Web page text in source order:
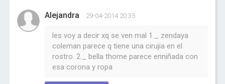
Alejandra 29-04-2014 20:35
les voy a decir xq se ven mal 1._ zendaya
coleman parece q tiene una cirujia en el
rostro. 2._ bella thorne parece enniñada con
esa corona y ropa